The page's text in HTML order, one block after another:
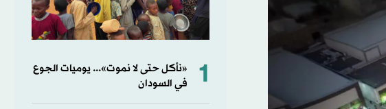
1
«نأكل حتى لا نموت»... يوميات الجوع
في السودان